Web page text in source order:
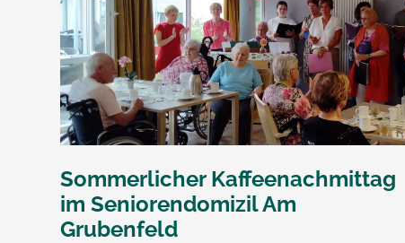
Sommerlicher Kaffeenachmittag
im Seniorendomizil Am
Grubenfeld